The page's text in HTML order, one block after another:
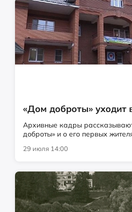
«Дом доброты» уходит
Архивные кадры
доброты» и о его первых
29 июля 14:00